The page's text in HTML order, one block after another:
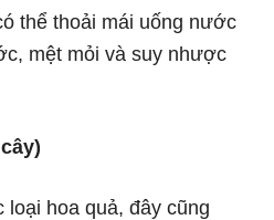
thể thoải mái uống nước
mệt mỏi và suy nhược
loại hoa quả, đây cũng